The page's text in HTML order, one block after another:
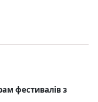
фестивалів з